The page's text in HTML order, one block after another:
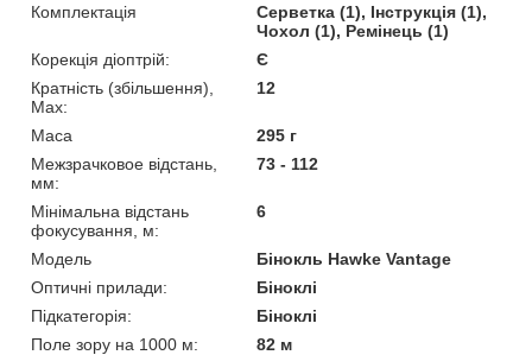
Комплектація
Серветка (1), Інструкція (1),
Чохол (1), Ремінець (1)
Корекція діоптрій:
Є
Кратність (збільшення),
Max:
12
Маса
295 г
Межзрачковое відстань,
мм:
73 - 112
Мінімальна відстань
фокусування, м:
6
Модель
Бінокль Hawke Vantage
Оптичні прилади:
Біноклі
Підкатегорія:
Біноклі
Поле зору на 1000 м:
82 м